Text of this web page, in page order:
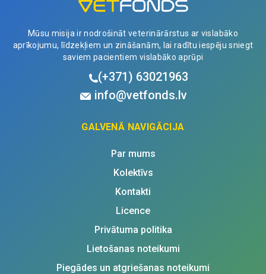
Mūsu misija ir nodrošināt veterinārārstus ar vislabāko
aprīkojumu, līdzekļiem un zināšanām, lai radītu iespēju sniegt
saviem pacientiem vislabāko aprūpi
(+371) 63021963
info@vetfonds.lv
GALVENĀ NAVIGĀCIJA
Par mums
Kolektīvs
Kontakti
Licence
Privātuma politika
Lietošanas noteikumi
Piegādes un atgriešanas noteikumi